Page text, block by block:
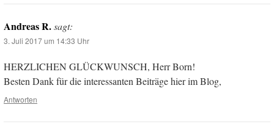
Andreas R.sagt:
3. Juli 2017 um 14:33 Uhr
HERZLICHEN GLÜCKWUNSCH, Herr Born!
Besten Dank für die interessanten Beiträge hier im Blog,
Antworten